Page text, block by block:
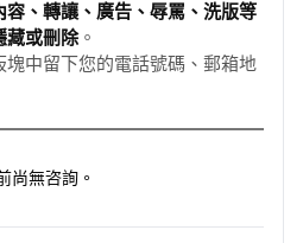
容、轉讓、廣告、辱罵、洗版等
藏或刪除。
中留下您的電話號碼、郵箱地
尚無咨詢。